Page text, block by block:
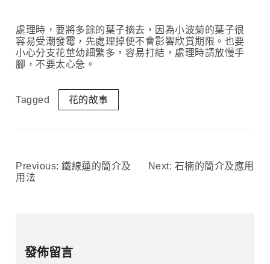
處理時，要將多餘的葉子摘去，因為小波菊的葉子很
容易受潮發霉，先處理掉便不會影響欣賞期限。也要
小心分支花莖幼細繁多，容易打結，處理時請放慢手
腳，不要太心急。
Tagged 花的故事
文
覽
Previous: 鐵線蓮的簡介及
用法
Next: 石楠的簡介及應用
發佈留言